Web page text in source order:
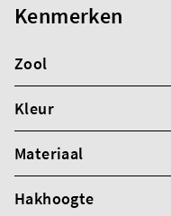
Kenmerken
Zool
Kleur
Materiaal
Hakhoogte